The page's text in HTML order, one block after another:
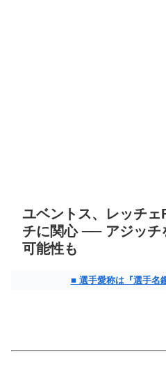
ユベントス、レッチェ
チに関心 ── アジッチ
可能性も
■ 選手愛称は『選手名